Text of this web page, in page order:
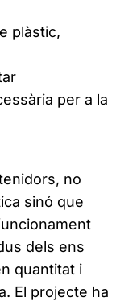
plàstic,
per a la
no
sinó que
dels ens
quantitat i
El projecte ha